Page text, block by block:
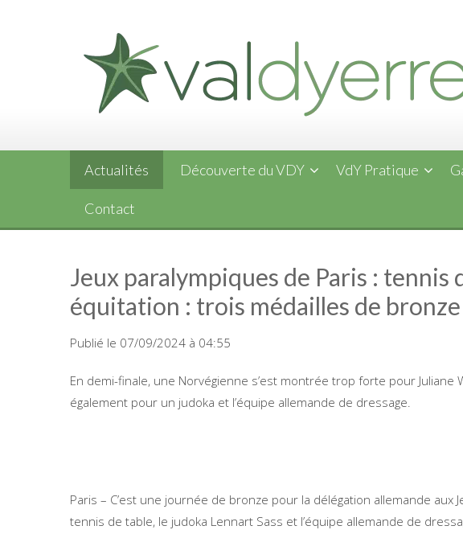
Actualités Découverte du VDY VdY Pratique
Contact
Jeux paralympiques de Paris : tennis
équitation : trois médailles de bronze
Publié le 07/09/2024 à 04:55
En demi-finale, une Norvégienne s’est montrée trop forte pour
également pour un judoka et l’équipe allemande de dressage.
Paris – C’est une journée de bronze pour la délégation allemande aux
tennis de table, le judoka Lennart Sass et l’équipe allemande de